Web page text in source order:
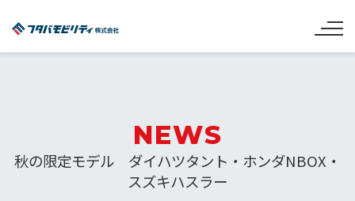
NEWS
秋の限定モデル ダイハツタント・ホンダNBOX・
スズキハスラー